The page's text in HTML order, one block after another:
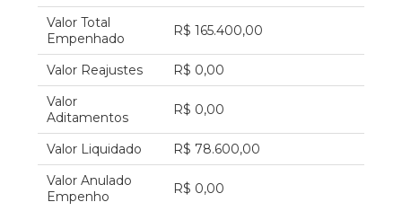
Valor Total
Empenhado
R$ 165.400,00
Valor Reajustes
R$ 0,00
Valor
Aditamentos
R$ 0,00
Valor Liquidado
R$ 78.600,00
Valor Anulado
Empenho
R$ 0,00